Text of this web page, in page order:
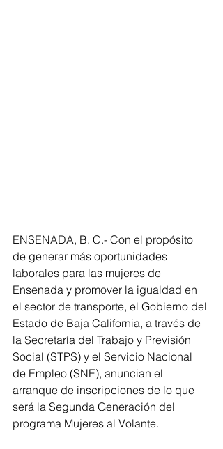
ENSENADA, B. C.- Con el propósito
de generar más oportunidades
laborales para las mujeres de
Ensenada y promover la igualdad en
el sector de transporte, el Gobierno del
Estado de Baja California, a través de
la Secretaría del Trabajo y Previsión
Social (STPS) y el Servicio Nacional
de Empleo (SNE), anuncian el
arranque de inscripciones de lo que
será la Segunda Generación del
programa Mujeres al Volante.